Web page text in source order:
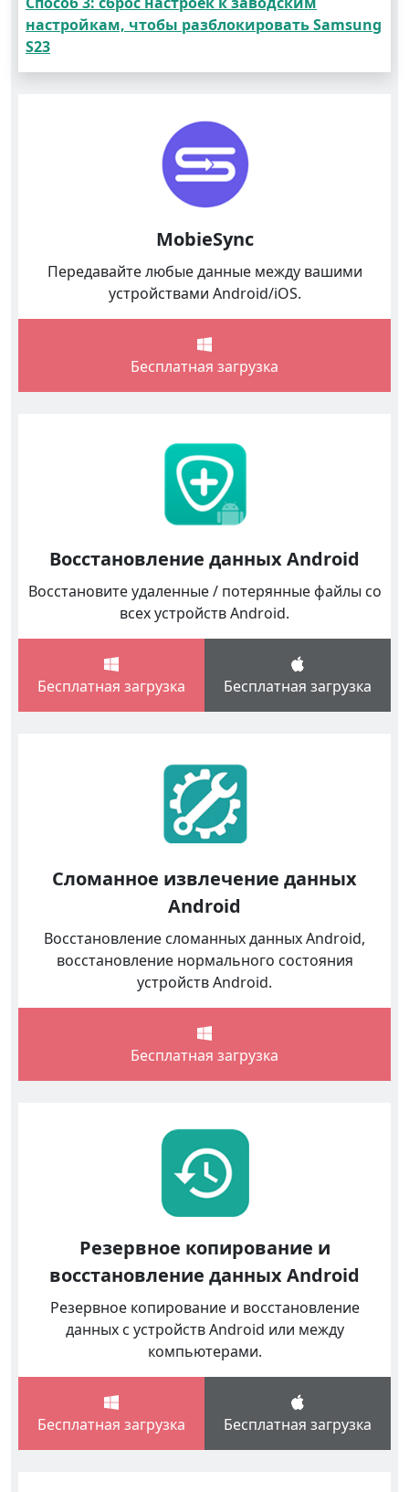
настройкам, чтобы разблокировать Samsung
S23
MobieSync
Передавайте любые данные между вашими
устройствами Android/iOS.
Бесплатная загрузка
Восстановление данных Android
Восстановите удаленные / потерянные файлы со
всех устройств Android.
Бесплатная загрузка Бесплатная загрузка
Сломанное извлечение данных
Android
Восстановление сломанных данных Android,
восстановление нормального состояния
устройств Android.
Бесплатная загрузка
Резервное копирование и
восстановление данных Android
Резервное копирование и восстановление
данных с устройств Android или между
компьютерами.
Бесплатная загрузка Бесплатная загрузка